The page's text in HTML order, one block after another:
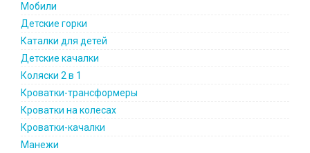
Мобили
Детские горки
Каталки для детей
Детские качалки
Коляски 2 в 1
Кроватки-трансформеры
Кроватки на колесах
Кроватки-качалки
Манежи